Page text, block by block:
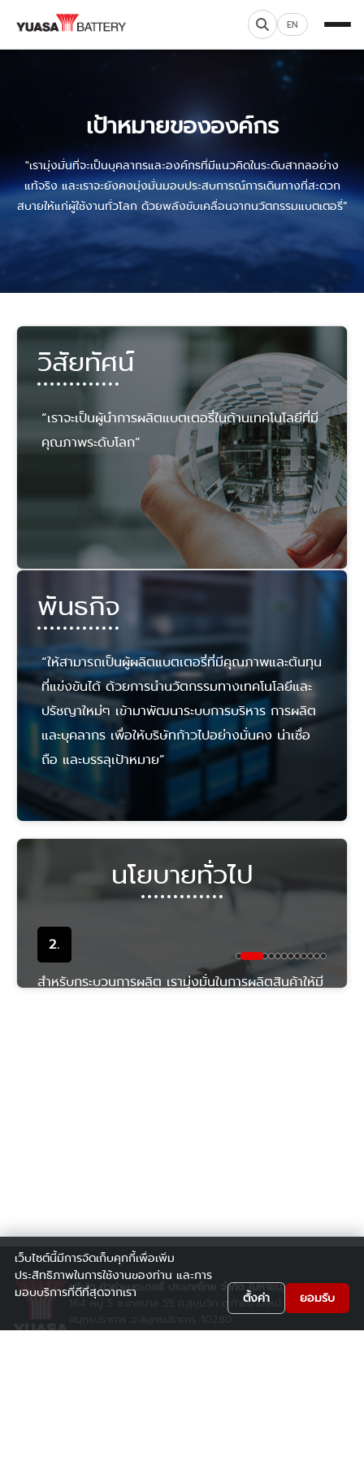
EN
เป้าหมายขององค์กร
"เรามุ่งมั่นที่จะเป็นบุคลากรและองค์กรที่มีแนวคิดในระดับสากลอย่าง
แท้จริง และเราจะยังคงมุ่งมั่นมอบประสบการณ์การเดินทางที่สะดวก
สบายให้แก่ผู้ใช้งานทั่วโลก ด้วยพลังขับเคลื่อนจากนวัตกรรมแบตเตอรี่”
วิสัยทัศน์
“เราจะเป็นผู้นำการผลิตแบตเตอรี่ในด้านเทคโนโลยีที่มี
คุณภาพระดับโลก”
พันธกิจ
“ให้สามารถเป็นผู้ผลิตแบตเตอรี่ที่มีคุณภาพและต้นทุน
ที่แข่งขันได้ ด้วยการนำนวัตกรรมทางเทคโนโลยีและ
ปรัชญาใหม่ๆ เข้ามาพัฒนาระบบการบริหาร การผลิต
และบุคลากร เพื่อให้บริษัทก้าวไปอย่างมั่นคง น่าเชื่อ
ถือ และบรรลุเป้าหมาย”
นโยบายทั่วไป
2.
สำหรับกระบวนการผลิต เรามุ่งมั่นในการผลิตสินค้าให้มี
บริษัท ยัวซ่าแบตเตอรี่ ประเทศไทย จำกัด (มหาชน)
164 หมู่ 5 ซ.เทศบาล 55 ถ.สุขุมวิท ต.ท้ายบ้านใหม่ อ.เมือง
สมุทรปราการ จ.สมุทรปราการ 10280
โทร: 02-769-7300 สายด่วน: 02-702-0108 แฟ็กซ์: 02-769-
เว็บไซต์นี้มีการจัดเก็บคุกกี้เพื่อเพิ่ม
ประสิทธิภาพในการใช้งานของท่าน และการ
มอบบริการที่ดีที่สุดจากเรา
ตั้งค่า ยอมรับ